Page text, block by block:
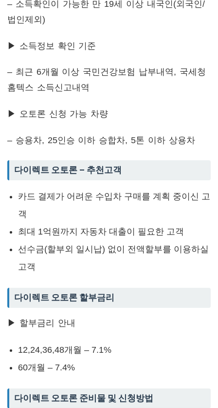
– 소득확인이 가능한 만 19세 이상 내국인(외국인/
법인제외)
▶ 소득정보 확인 기준
– 최근 6개월 이상 국민건강보험 납부내역, 국세청
홈텍스 소득신고내역
▶ 오토론 신청 가능 차량
– 승용차, 25인승 이하 승합차, 5톤 이하 상용차
다이렉트 오토론 – 추천고객
카드 결제가 어려운 수입차 구매를 계획 중이신 고
객
최대 1억원까지 자동차 대출이 필요한 고객
선수금(할부외 일시납) 없이 전액할부를 이용하실
고객
다이렉트 오토론 할부금리
▶ 할부금리 안내
12,24,36,48개월 – 7.1%
60개월 – 7.4%
다이렉트 오토론 준비물 및 신청방법